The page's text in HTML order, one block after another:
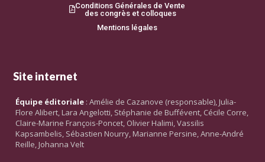
Conditions Générales de Vente
des congrès et colloques
Mentions légales
Site internet
Équipe éditoriale : Amélie de Cazanove (responsable), Julia-
Flore Alibert, Lara Angelotti, Stéphanie de Buffévent, Cécile Corre,
Claire-Marine François-Poncet, Olivier Halimi, Vassilis
Kapsambelis, Sébastien Nourry, Marianne Persine, Anne-André
Reille, Johanna Velt